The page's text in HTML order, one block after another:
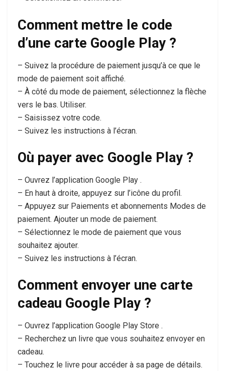
Comment mettre le code
d’une carte Google Play ?
– Suivez la procédure de paiement jusqu’à ce que le
mode de paiement soit affiché.
– À côté du mode de paiement, sélectionnez la flèche
vers le bas. Utiliser.
– Saisissez votre code.
– Suivez les instructions à l’écran.
Où payer avec Google Play ?
– Ouvrez l’application Google Play .
– En haut à droite, appuyez sur l’icône du profil.
– Appuyez sur Paiements et abonnements Modes de
paiement. Ajouter un mode de paiement.
– Sélectionnez le mode de paiement que vous
souhaitez ajouter.
– Suivez les instructions à l’écran.
Comment envoyer une carte
cadeau Google Play ?
– Ouvrez l’application Google Play Store .
– Recherchez un livre que vous souhaitez envoyer en
cadeau.
– Touchez le livre pour accéder à sa page de détails.